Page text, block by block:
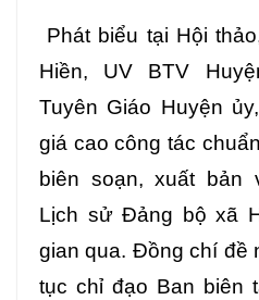
Phát biểu tại Hội
Hiền, UV BTV
Tuyên Giáo Huyện
giá cao công tác
biên soạn, xuất bản
Lịch sử Đảng bộ xã
gian qua. Đồng chí đề
tục chỉ đạo Ban biên